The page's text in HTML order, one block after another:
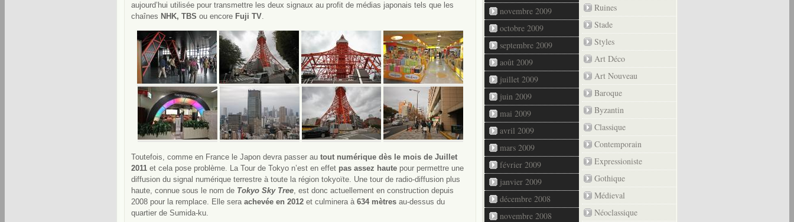
aujourd’hui utilisée pour transmettre les deux signaux au profit de médias japonais tels que les
chaînes NHK, TBS ou encore Fuji TV.
Toutefois, comme en France le Japon devra passer au tout numérique dès le mois de Juillet
2011 et cela pose problème. La Tour de Tokyo n’est en effet pas assez haute pour permettre une
diffusion du signal numérique terrestre à toute la région tokyoïte. Une tour de radio-diffusion plus
haute, connue sous le nom de Tokyo Sky Tree, est donc actuellement en construction depuis
2008 pour la remplace. Elle sera achevée en 2012 et culminera à 634 mètres au-dessus du
quartier de Sumida-ku.
novembre 2009
octobre 2009
septembre 2009
août 2009
juillet 2009
juin 2009
mai 2009
avril 2009
mars 2009
février 2009
janvier 2009
décembre 2008
novembre 2008
Ruines
Stade
Styles
Art Déco
Art Nouveau
Baroque
Byzantin
Classique
Contemporain
Expressioniste
Gothique
Médieval
Néoclassique